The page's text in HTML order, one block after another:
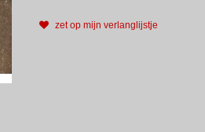
zet op mijn verlanglijstje